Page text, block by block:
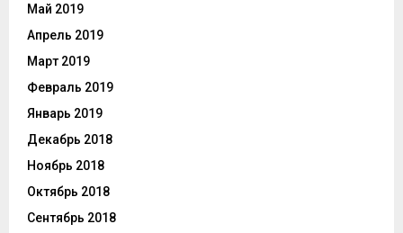
Май 2019
Апрель 2019
Март 2019
Февраль 2019
Январь 2019
Декабрь 2018
Ноябрь 2018
Октябрь 2018
Сентябрь 2018